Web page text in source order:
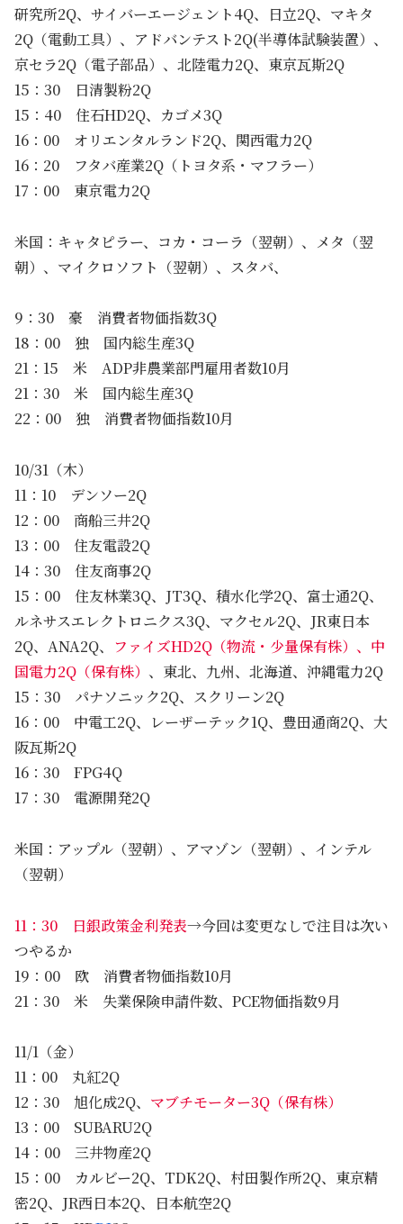
研究所2Q、サイバーエージェント4Q、日立2Q、マキタ
2Q（電動工具）、アドバンテスト2Q(半導体試験装置）、
京セラ2Q（電子部品）、北陸電力2Q、東京瓦斯2Q
15：30 日清製粉2Q
15：40 住石HD2Q、カゴメ3Q
16：00 オリエンタルランド2Q、関西電力2Q
16：20 フタバ産業2Q（トヨタ系・マフラー）
17：00 東京電力2Q
米国：キャタピラー、コカ・コーラ（翌朝）、メタ（翌
朝）、マイクロソフト（翌朝）、スタバ、
9：30 豪 消費者物価指数3Q
18：00 独 国内総生産3Q
21：15 米 ADP非農業部門雇用者数10月
21：30 米 国内総生産3Q
22：00 独 消費者物価指数10月
10/31（木）
11：10 デンソー2Q
12：00 商船三井2Q
13：00 住友電設2Q
14：30 住友商事2Q
15：00 住友林業3Q、JT3Q、積水化学2Q、富士通2Q、
ルネサスエレクトロニクス3Q、マクセル2Q、JR東日本
2Q、ANA2Q、 ファイズHD2Q（物流・少量保有株）、中
国電力2Q（保有株） 、東北、九州、北海道、沖縄電力2Q
15：30 パナソニック2Q、スクリーン2Q
16：00 中電工2Q、レーザーテック1Q、豊田通商2Q、大
阪瓦斯2Q
16：30 FPG4Q
17：30 電源開発2Q
米国：アップル（翌朝）、アマゾン（翌朝）、インテル
（翌朝）
11：30 日銀政策金利発表→今回は変更なしで注目は次い
つやるか
19：00 欧 消費者物価指数10月
21：30 米 失業保険申請件数、PCE物価指数9月
11/1（金）
11：00 丸紅2Q
12：30 旭化成2Q、 マブチモーター3Q（保有株）
13：00 SUBARU2Q
14：00 三井物産2Q
15：00 カルビー2Q、TDK2Q、村田製作所2Q、東京精
密2Q、JR西日本2Q、日本航空2Q